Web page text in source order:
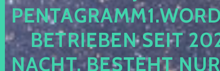
TRIEBEN SEIT 2024
CHT, BESTEHT NUR